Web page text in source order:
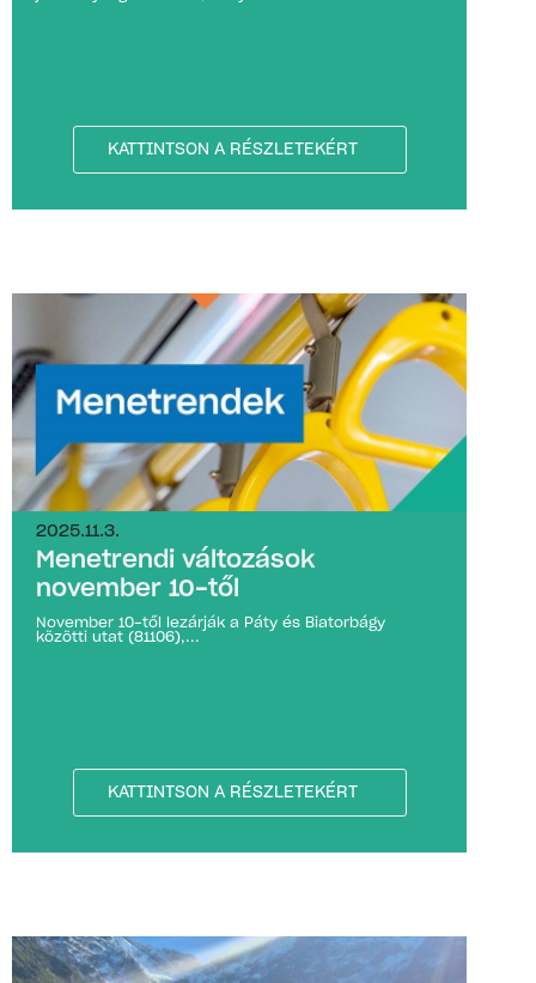
KATTINTSON A RÉSZLETEKÉRT
2025.11.3.
Menetrendi változások
november 10-től
November 10-től lezárják a Páty és Biatorbágy
közötti utat (81106),...
KATTINTSON A RÉSZLETEKÉRT